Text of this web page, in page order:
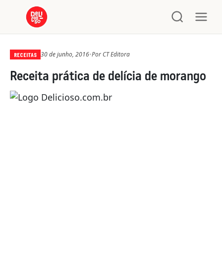
RECEITAS 30 de junho, 2016•Por CT Editora
Receita prática de delícia de morango